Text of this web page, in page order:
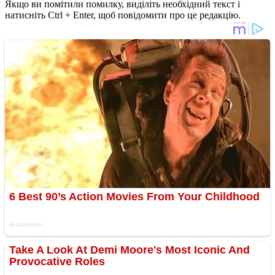
Якщо ви помітили помилку, виділіть необхідний текст і
натисніть Ctrl + Enter, щоб повідомити про це редакцію.